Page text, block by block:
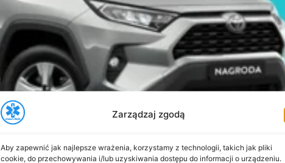
Zarządzaj zgodą
Aby zapewnić jak najlepsze wrażenia, korzystamy z technologii, takich jak pliki
cookie, do przechowywania i/lub uzyskiwania dostępu do informacji o urządzeniu.